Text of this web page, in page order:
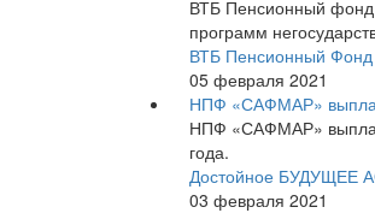
ВТБ Пенсионный фонд
программ
ВТБ Пенсионный
05 февраля 2021
НПФ «САФМАР»
НПФ «САФМАР»
года.
Достойное
03 февраля 2021